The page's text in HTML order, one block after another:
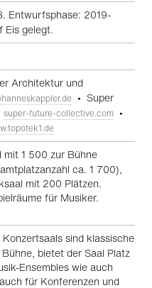
Entwurfsphase: 2019-
Eis gelegt.
Architektur und
• Super
super-future-collective.com •
mit 1 500 zur Bühne
ca. 1 700),
mit 200 Plätzen.
für Musiker.
sind klassische
bietet der Saal Platz
Ensembles wie auch
für Konferenzen und